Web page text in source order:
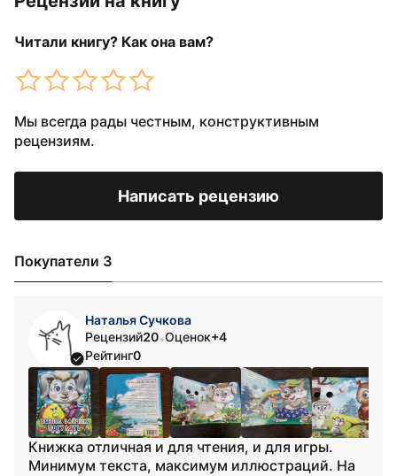
Читали книгу? Как она вам?
Мы всегда рады честным, конструктивным
рецензиям.
Написать рецензию
Покупатели 3
Наталья Сучкова
Рецензий20•Оценок+4
Рейтинг0
Книжка отличная и для чтения, и для игры.
Минимум текста, максимум иллюстраций. На